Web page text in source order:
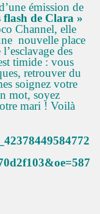
émission de
flash de Clara »
Channel, elle
nouvelle place
des
timide : vous
retrouver du
soignez votre
mot, soyez
mari ! Voilà